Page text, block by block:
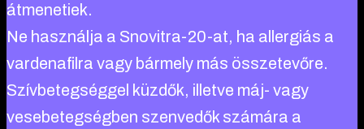
átmenetiek.
Ne használja a Snovitra-20-at, ha allergiás a
vardenafilra vagy bármely más összetevőre.
Szívbetegséggel küzdők, illetve máj- vagy
vesebetegségben szenvedők számára a